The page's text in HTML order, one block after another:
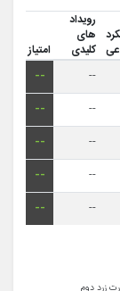
رویداد
های
کلیدی
امتیاز
--
--
--
--
--
--
--
--
--
--
زرد دوم